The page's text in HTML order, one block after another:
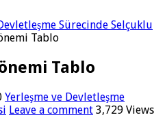
Sürecinde Selçuklu
Tablo
Tablo
Yerleşme ve Devletleşme
Leave a comment 3,729 Views